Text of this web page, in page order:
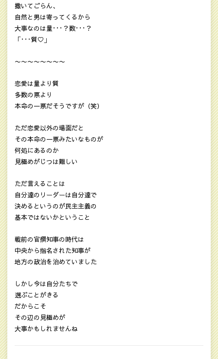
撒いてごらん、
自然と男は寄ってくるから
大事なのは量･･･？数･･･？
「･･･質♡」
〜〜〜〜〜〜〜〜
恋愛は量より質
多数の票より
本命の一票だそうですが（笑）
ただ恋愛以外の場面だと
その本命の一票みたいなものが
何処にあるのか
見極めがじつは難しい
ただ言えることは
自分達のリーダーは自分達で
決めるというのが民主主義の
基本ではないかということ
戦前の官撰知事の時代は
中央から指名された知事が
地方の政治を治めていました
しかし今は自分たちで
選ぶことがきる
だからこそ
その辺の見極めが
大事かもしれませんね